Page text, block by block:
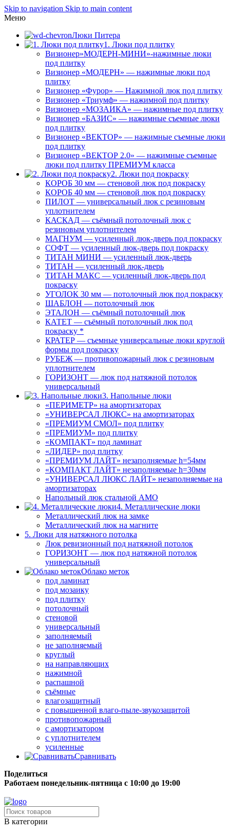
Skip to navigation Skip to main content
Меню
Люки Питера
1. Люки под плитку
Визионер»МОДЕРН-МИНИ»-нажимные люки
под плитку
Визионер «МОДЕРН» — нажимные люки под
плитку
Визионер «Фурор» — Нажимной люк под плитку
Визионер «Триумф» — нажимной под плитку
Визионер «МОЗАИКА» — нажимные под плитку
Визионер «БАЗИС» — нажимные съемные люки
под плитку
Визионер «ВЕКТОР» — нажимные съемные люки
под плитку
Визионер «ВЕКТОР 2.0» — нажимные съемные
люки под плитку ПРЕМИУМ класса
2. Люки под покраску
КОРОБ 30 мм — стеновой люк под покраску
КОРОБ 40 мм — стеновой люк под покраску
ПИЛОТ — универсальный люк с резиновым
уплотнителем
КАСКАД — съёмный потолочный люк с
резиновым уплотнителем
МАГНУМ — усиленный люк-дверь под покраску
СОФТ — усиленный люк-дверь под покраску
ТИТАН МИНИ — усиленный люк-дверь
ТИТАН — усиленный люк-дверь
ТИТАН МАКС — усиленный люк-дверь под
покраску
УГОЛОК 30 мм — потолочный люк под покраску
ШАБЛОН — потолочный люк
ЭТАЛОН — съёмный потолочный люк
КАТЕТ — съёмный потолочный люк под
покраску *
КРАТЕР — съемные универсальные люки круглой
формы под покраску
РУБЕЖ — противопожарный люк с резиновым
уплотнителем
ГОРИЗОНТ — люк под натяжной потолок
универсальный
3. Напольные люки
«ПЕРИМЕТР» на амортизаторах
«УНИВЕРСАЛ ЛЮКС» на амортизаторах
«ПРЕМИУМ СМОЛ» под плитку
«ПРЕМИУМ» под плитку
«КОМПАКТ» под ламинат
«ЛИДЕР» под плитку
«ПРЕМИУМ ЛАЙТ» незаполняемые h=54мм
«КОМПАКТ ЛАЙТ» незаполняемые h=30мм
«УНИВЕРСАЛ ЛЮКС ЛАЙТ» незаполняемые на
амортизаторах
Напольный люк стальной АМО
4. Металлические люки
Металлический люк на замке
Металлический люк на магните
5. Люки для натяжного потолка
Люк ревизионный под натяжной потолок
ГОРИЗОНТ — люк под натяжной потолок
универсальный
Облако меток
под ламинат
под мозаику
под плитку
потолочный
стеновой
универсальный
заполняемый
не заполняемый
круглый
на направляющих
нажимной
распашной
съёмные
влагозащитный
с повышенной влаго-пыле-звукозащитой
противопожарный
с амортизатором
с уплотнителем
усиленные
Сравнивать
Поделиться
Работаем понедельник-пятница с 10:00 до 19:00
В категории